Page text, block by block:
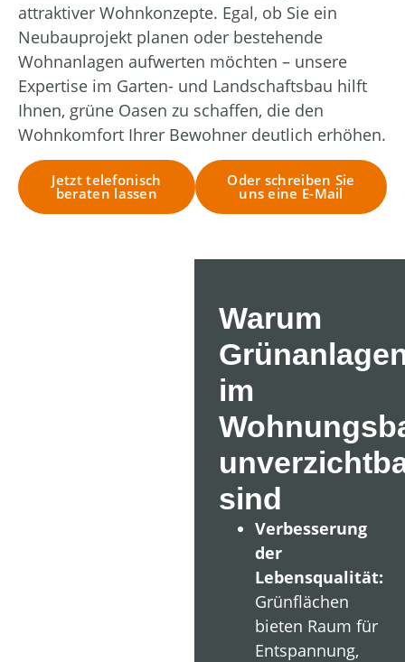
attraktiver Wohnkonzepte. Egal, ob Sie ein
Neubauprojekt planen oder bestehende
Wohnanlagen aufwerten möchten – unsere
Expertise im Garten- und Landschaftsbau hilft
Ihnen, grüne Oasen zu schaffen, die den
Wohnkomfort Ihrer Bewohner deutlich erhöhen.
Jetzt telefonisch
beraten lassen
Oder schreiben Sie
uns eine E-Mail
Warum
im
sind
Verbesserung
der
Lebensqualität:
Grünflächen
bieten Raum für
Entspannung,